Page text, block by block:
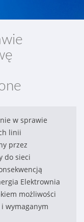
w sprawie
linii
przez
do sieci
Elektrownia
możliwości
wymaganym